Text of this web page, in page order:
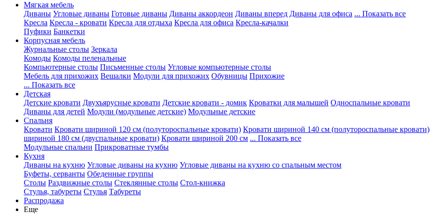
Мягкая мебель
Диваны Угловые диваны Готовые диваны Диваны аккордеон Диваны вперед Диваны для офиса ... Показать все
Кресла Кресла - кровати Кресла для отдыха Кресла для офиса Кресла-качалки
Пуфики Банкетки
Корпусная мебель
Журнальные столы Зеркала
Комоды Комоды пеленальные
Компьютерные столы Письменные столы Угловые компьютерные столы
Мебель для прихожих Вешалки Модули для прихожих Обувницы Прихожие
... Показать все
Детская
Детские кровати Двухъярусные кровати Детские кровати - домик Кроватки для малышей Односпальные кровати
Диваны для детей Модули (модульные детские) Модульные детские
Спальня
Кровати Кровати шириной 120 см (полутороспальные кровати) Кровати шириной 140 см (полутороспальные кровати)
шириной 180 см (двуспальные кровати) Кровати шириной 200 см ... Показать все
Модульные спальни Прикроватные тумбы
Кухня
Диваны на кухню Угловые диваны на кухню Угловые диваны на кухню со спальным местом
Буфеты, серванты Обеденные группы
Столы Раздвижные столы Стеклянные столы Стол-книжка
Стулья, табуреты Стулья Табуреты
Распродажа
Еще